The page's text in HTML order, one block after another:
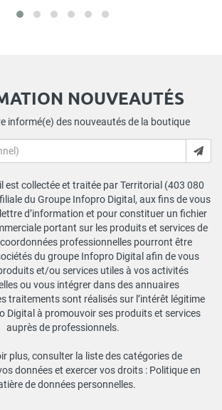
NOUVEAUTÉS
informé(e) des nouveautés de la boutique
est collectée et traitée par Territorial (403 080
du Groupe Infopro Digital, aux fins de vous
d’information et pour constituer un fichier
portant sur les produits et services de
professionnelles pourront être
du groupe Infopro Digital afin de vous
et/ou services utiles à vos activités
ou vous intégrer dans des annuaires
traitements sont réalisés sur l’intérêt légitime
Digital à promouvoir ses produits et services
auprès de professionnels.
plus, consulter la liste des catégories de
données et exercer vos droits : Politique en
de données personnelles.